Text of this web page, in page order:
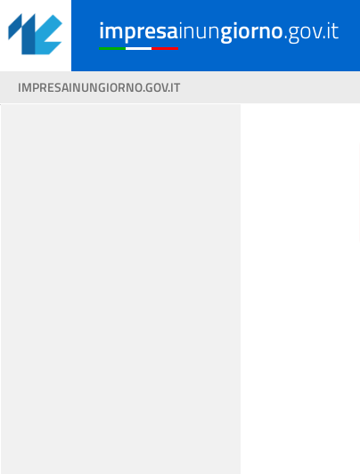
impresainungiorno.gov.it
IMPRESAINUNGIORNO.GOV.IT